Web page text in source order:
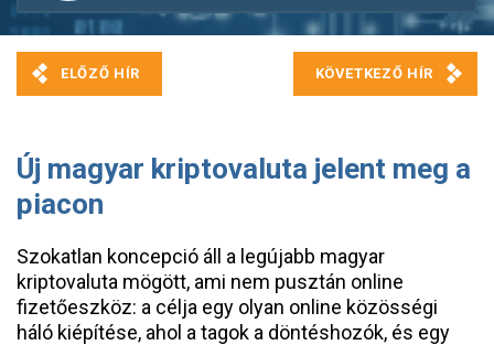
Új magyar kriptovaluta jelent meg a
piacon
Szokatlan koncepció áll a legújabb magyar
kriptovaluta mögött, ami nem pusztán online
fizetőeszköz: a célja egy olyan online közösségi
háló kiépítése, ahol a tagok a döntéshozók, és egy